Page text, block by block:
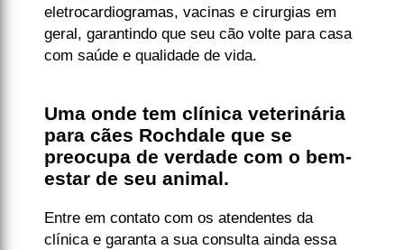
eletrocardiogramas, vacinas e cirurgias em
geral, garantindo que seu cão volte para casa
com saúde e qualidade de vida.
Uma onde tem clínica veterinária
para cães Rochdale que se
preocupa de verdade com o bem-
estar de seu animal.
Entre em contato com os atendentes da
clínica e garanta a sua consulta ainda essa